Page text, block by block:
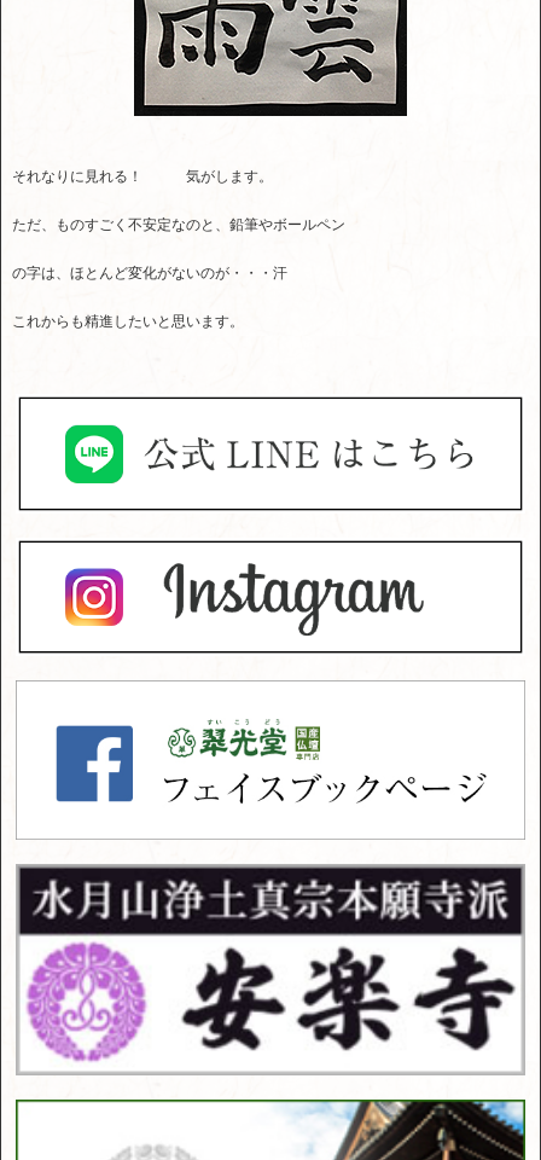
それなりに見れる！ 気がします。
ただ、ものすごく不安定なのと、鉛筆やボールペン
の字は、ほとんど変化がないのが・・・汗
これからも精進したいと思います。